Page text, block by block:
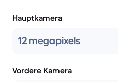
Hauptkamera
12 megapixels
Vordere Kamera